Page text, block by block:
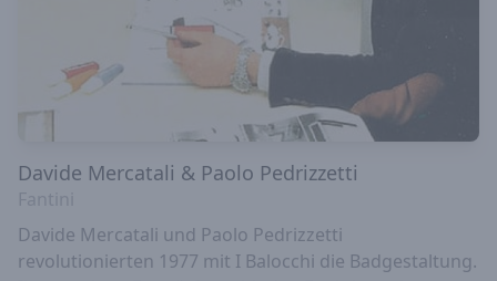
Davide Mercatali & Paolo Pedrizzetti
Davide Mercatali und Paolo Pedrizzetti
revolutionierten 1977 mit I Balocchi die Badgestaltung.